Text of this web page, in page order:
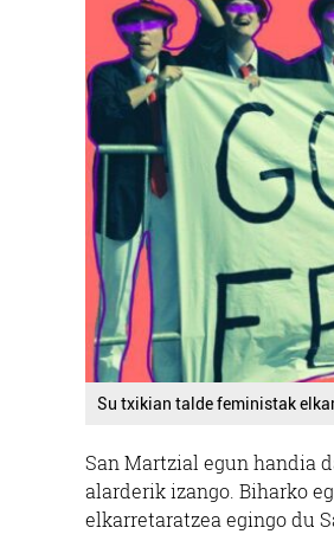
Su txikian talde feministak
San Martzial egun handia
alarderik izango. Biharko
elkarretaratzea egingo du